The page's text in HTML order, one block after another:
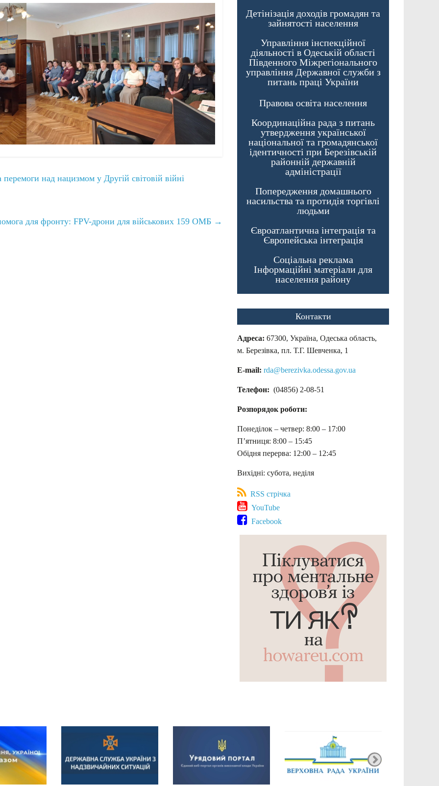
над нацизмом у Другій світовій війні
для фронту: FPV-дрони для військових 159 ОМБ →
Детінізація доходів громадян та
зайнятості населення
Управління інспекційної
діяльності в Одеській області
Південного Міжрегіонального
управління Державної служби з
питань праці України
Правова освіта населення
Координаційна рада з питань
утвердження української
національної та громадянської
ідентичності при Березівській
районній державній
адміністрації
Попередження домашнього
насильства та протидія торгівлі
людьми
Євроатлантична інтеграція та
Європейська інтеграція
Соціальна реклама
Інформаційні матеріали для
населення району
Контакти
Адреса: 67300, Україна, Одеська область,
м. Березівка, пл. Т.Г. Шевченка, 1
E-mail: rda@berezivka.odessa.gov.ua
Телефон: (04856) 2-08-51
Розпорядок роботи:
Понеділок – четвер: 8:00 – 17:00
П’ятниця: 8:00 – 15:45
Обідня перерва: 12:00 – 12:45
Вихідні: субота, неділя
RSS стрічка
YouTube
Facebook